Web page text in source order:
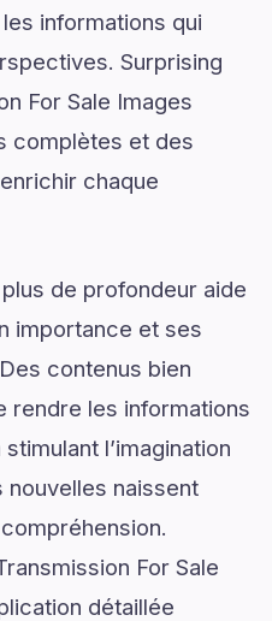
informations qui
Surprising
For Sale Images
complètes et des
chaque
de profondeur aide
importance et ses
contenus bien
rendre les informations
l’imagination
naissent
For Sale
détaillée